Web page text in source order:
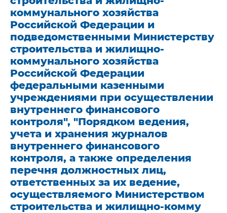
коммунального хозяйства
Российской Федерации и
подведомственными Министерству
строительства и жилищно-
коммунального хозяйства
Российской Федерации
федеральными казенными
учреждениями при осуществлении
внутреннего финансового
контроля", "Порядком ведения,
учета и хранения журналов
внутреннего финансового
контроля, а также определения
перечня должностных лиц,
ответственных за их ведение,
осуществляемого Министерством
строительства и жилищно-комму